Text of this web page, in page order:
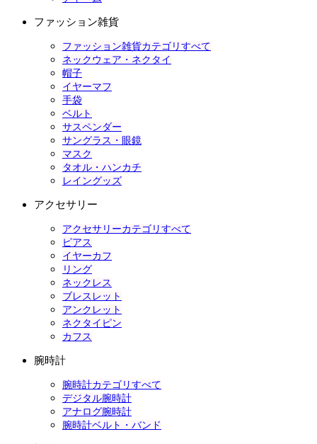
ファッション雑貨
ファッション雑貨カテゴリすべて
ネックウェア・ネクタイ
帽子
イヤーマフ
手袋
ベルト
サスペンダー
サングラス・眼鏡
マスク
タオル・ハンカチ
レイングッズ
アクセサリー
アクセサリーカテゴリすべて
ピアス
イヤーカフ
リング
ネックレス
ブレスレット
アンクレット
ネクタイピン
カフス
腕時計
腕時計カテゴリすべて
デジタル腕時計
アナログ腕時計
腕時計ベルト・バンド